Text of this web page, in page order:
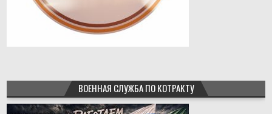
ВОЕННАЯ СЛУЖБА ПО КОТРАКТУ